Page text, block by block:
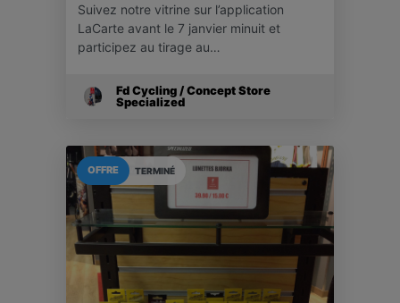
Suivez notre vitrine sur l’application
LaCarte avant le 7 janvier minuit et
participez au tirage au…
Fd Cycling / Concept Store
Specialized
TERMINÉ
OFFRE